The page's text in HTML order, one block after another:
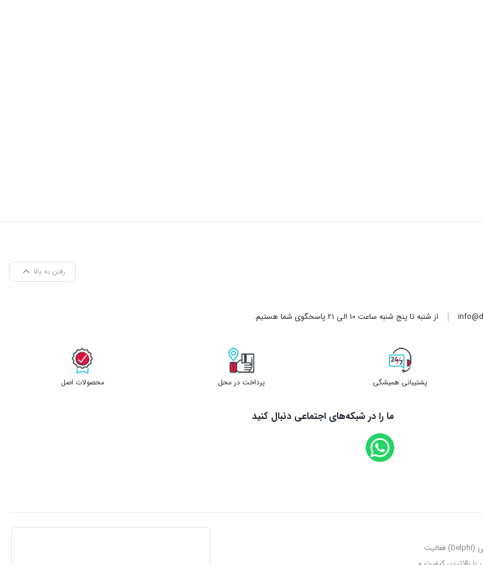
رفتن به بالا
از شنبه تا پنج شنبه ساعت 10 الی 21 پاسخگوی شما هستیم.
پشتیبانی همیشگی پرداخت در محل محصولات اصل
ما را در شبکه‌های اجتماعی دنبال کنید
فروشگاه آنلاین دلفی بنز با افتخار به عنوان یکی از نمایندگان معتبر قطعات خودروی سنگین با برند دلفی (Delphi) فعالیت